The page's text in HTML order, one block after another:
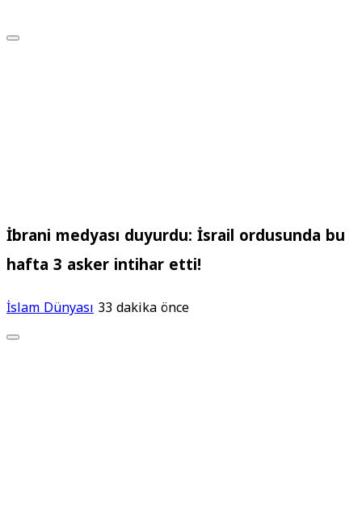
İbrani medyası duyurdu: İsrail ordusunda bu
hafta 3 asker intihar etti!
İslam Dünyası33 dakika önce